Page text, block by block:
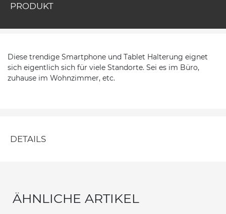
PRODUKT
Diese trendige Smartphone und Tablet Halterung eignet
sich eigentlich sich für viele Standorte. Sei es im Büro,
zuhause im Wohnzimmer, etc.
DETAILS
ÄHNLICHE ARTIKEL